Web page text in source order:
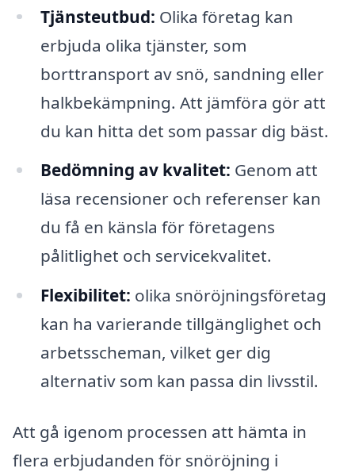
Tjänsteutbud: Olika företag kan
erbjuda olika tjänster, som
borttransport av snö, sandning eller
halkbekämpning. Att jämföra gör att
du kan hitta det som passar dig bäst.
Bedömning av kvalitet: Genom att
läsa recensioner och referenser kan
du få en känsla för företagens
pålitlighet och servicekvalitet.
Flexibilitet: olika snöröjningsföretag
kan ha varierande tillgänglighet och
arbetsscheman, vilket ger dig
alternativ som kan passa din livsstil.
Att gå igenom processen att hämta in
flera erbjudanden för snöröjning i